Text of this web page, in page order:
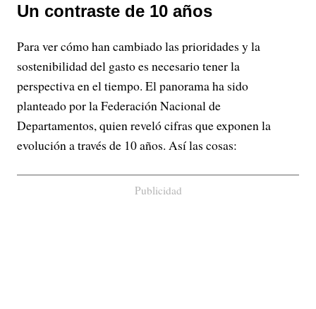
Un contraste de 10 años
Para ver cómo han cambiado las prioridades y la
sostenibilidad del gasto es necesario tener la
perspectiva en el tiempo. El panorama ha sido
planteado por la Federación Nacional de
Departamentos, quien reveló cifras que exponen la
evolución a través de 10 años. Así las cosas:
Publicidad